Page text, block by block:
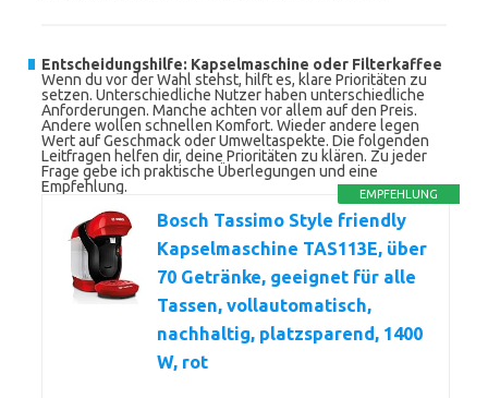
Entscheidungshilfe: Kapselmaschine oder Filterkaffee
Wenn du vor der Wahl stehst, hilft es, klare Prioritäten zu
setzen. Unterschiedliche Nutzer haben unterschiedliche
Anforderungen. Manche achten vor allem auf den Preis.
Andere wollen schnellen Komfort. Wieder andere legen
Wert auf Geschmack oder Umweltaspekte. Die folgenden
Leitfragen helfen dir, deine Prioritäten zu klären. Zu jeder
Frage gebe ich praktische Überlegungen und eine
Empfehlung.
EMPFEHLUNG
Bosch Tassimo Style friendly
Kapselmaschine TAS113E, über
70 Getränke, geeignet für alle
Tassen, vollautomatisch,
nachhaltig, platzsparend, 1400
W, rot